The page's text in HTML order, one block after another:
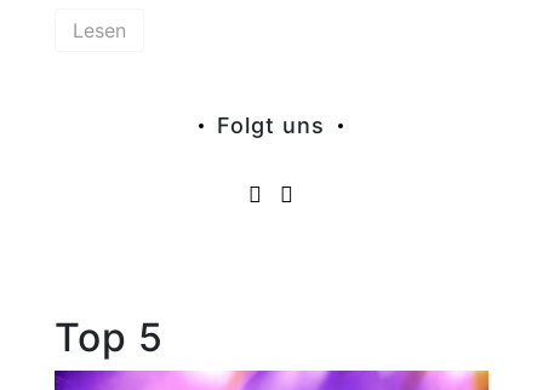
Lesen
Folgt uns
Top 5